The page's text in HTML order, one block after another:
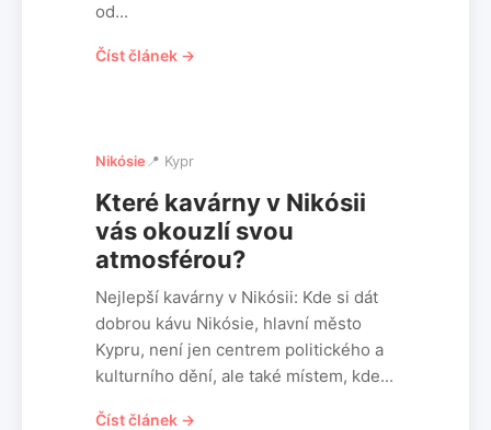
od...
Číst článek →
Nikósie 📍 Kypr
Které kavárny v Nikósii
vás okouzlí svou
atmosférou?
Nejlepší kavárny v Nikósii: Kde si dát
dobrou kávu Nikósie, hlavní město
Kypru, není jen centrem politického a
kulturního dění, ale také místem, kde...
Číst článek →